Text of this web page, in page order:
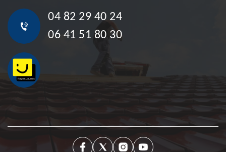
04 82 29 40 24
06 41 51 80 30